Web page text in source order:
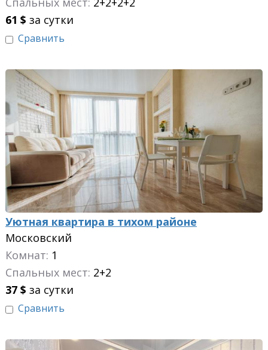
61 $ за сутки
Сравнить
Уютная квартира в тихом районе
Московский
Комнат: 1
Спальных мест: 2+2
37 $ за сутки
Сравнить